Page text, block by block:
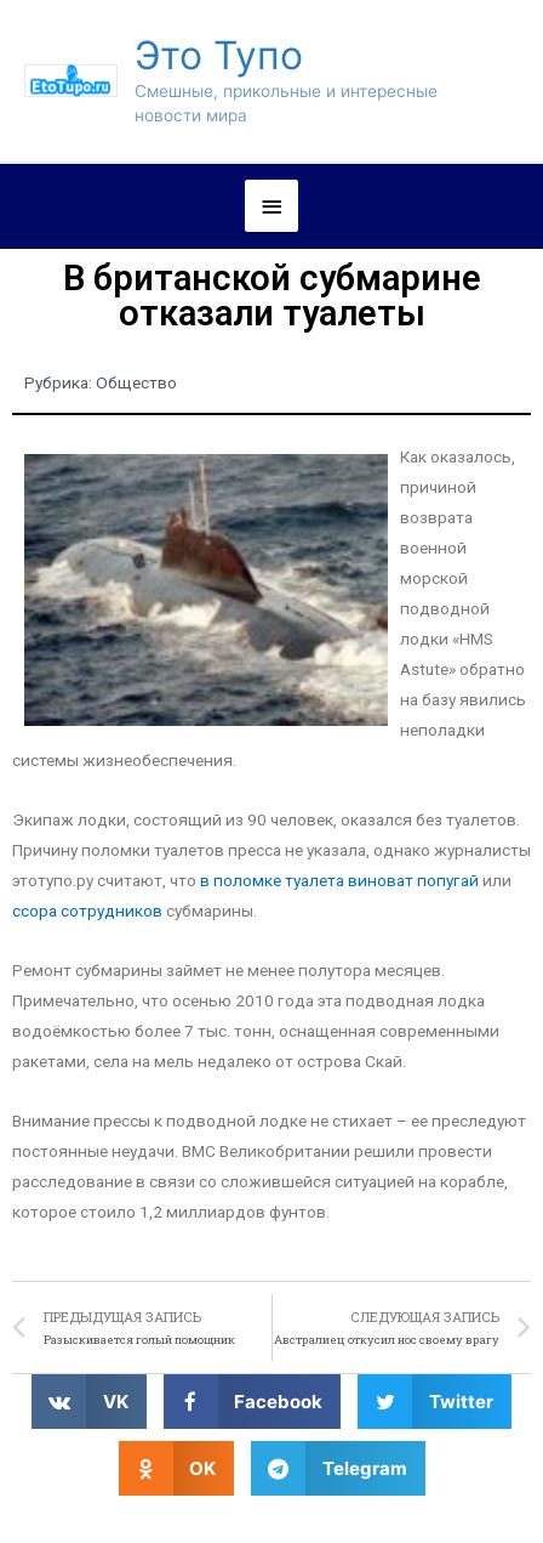
Это Тупо
Смешные, прикольные и интересные
новости мира
В британской субмарине
отказали туалеты
Рубрика: Общество
Как оказалось,
причиной
возврата
военной
морской
подводной
лодки «HMS
Astute» обратно
на базу явились
неполадки
системы жизнеобеспечения.
Экипаж лодки, состоящий из 90 человек, оказался без туалетов.
Причину поломки туалетов пресса не указала, однако журналисты
этотупо.ру считают, что в поломке туалета виноват попугай или
ссора сотрудников субмарины.
Ремонт субмарины займет не менее полутора месяцев.
Примечательно, что осенью 2010 года эта подводная лодка
водоёмкостью более 7 тыс. тонн, оснащенная современными
ракетами, села на мель недалеко от острова Скай.
Внимание прессы к подводной лодке не стихает – ее преследуют
постоянные неудачи. ВМС Великобритании решили провести
расследование в связи со сложившейся ситуацией на корабле,
которое стоило 1,2 миллиардов фунтов.
ПРЕДЫДУЩАЯ ЗАПИСЬ
Разыскивается голый помощник
СЛЕДУЮЩАЯ ЗАПИСЬ
Австралиец откусил нос своему врагу
VK Facebook Twitter
OK Telegram